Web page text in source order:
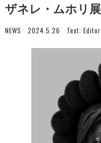
ザネレ・ムホリ展
NEWS 2024.5.26 Text: Editor